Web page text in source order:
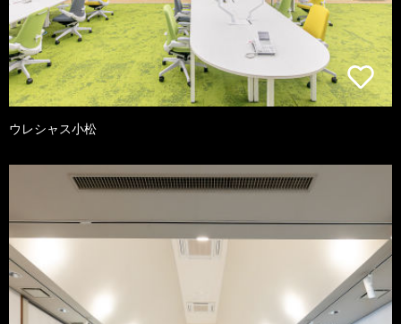
ウレシャス小松